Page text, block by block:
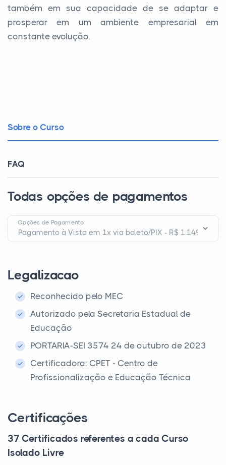
também em sua capacidade de se adaptar e
prosperar em um ambiente empresarial em
constante evolução.
Sobre o Curso
FAQ
Todas opções de pagamentos
Opções de Pagamento
Legalizacao
Reconhecido pelo MEC
Autorizado pela Secretaria Estadual de
Educação
PORTARIA-SEI 3574 24 de outubro de 2023
Certificadora: CPET - Centro de
Profissionalização e Educação Técnica
Certificações
37 Certificados referentes a cada Curso
Isolado Livre